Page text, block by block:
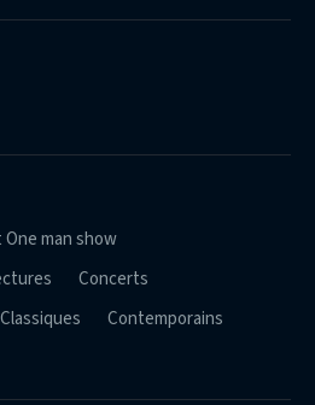
man show
Concerts
Classiques
Contemporains